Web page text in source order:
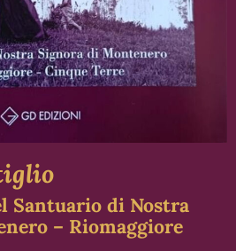
Santuario di Nostra
– Riomaggiore